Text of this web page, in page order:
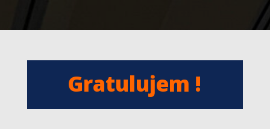
Gratulujem !